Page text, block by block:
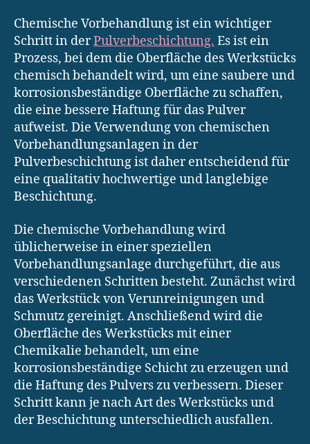
Chemische Vorbehandlung ist ein wichtiger
Schritt in derPulverbeschichtung. Es ist ein
Prozess, bei dem die Oberfläche des Werkstücks
chemisch behandelt wird, um eine saubere und
korrosionsbeständige Oberfläche zu schaffen,
die eine bessere Haftung für das Pulver
aufweist. Die Verwendung von chemischen
Vorbehandlungsanlagen in der
Pulverbeschichtung ist daher entscheidend für
eine qualitativ hochwertige und langlebige
Beschichtung.
Die chemische Vorbehandlung wird
üblicherweise in einer speziellen
Vorbehandlungsanlage durchgeführt, die aus
verschiedenen Schritten besteht. Zunächst wird
das Werkstück von Verunreinigungen und
Schmutz gereinigt. Anschließend wird die
Oberfläche des Werkstücks mit einer
Chemikalie behandelt, um eine
korrosionsbeständige Schicht zu erzeugen und
die Haftung des Pulvers zu verbessern. Dieser
Schritt kann je nach Art des Werkstücks und
der Beschichtung unterschiedlich ausfallen.